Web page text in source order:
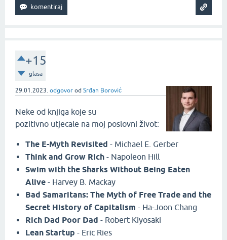
+15
glasa
29.01.2023. odgovor od Srđan Borović
Neke od knjiga koje su
pozitivno utjecale na moj poslovni život:
The E-Myth Revisited - Michael E. Gerber
Think and Grow Rich - Napoleon Hill
Swim with the Sharks Without Being Eaten
Alive - Harvey B. Mackay
Bad Samaritans: The Myth of Free Trade and the
Secret History of Capitalism - Ha-Joon Chang
Rich Dad Poor Dad - Robert Kiyosaki
Lean Startup - Eric Ries